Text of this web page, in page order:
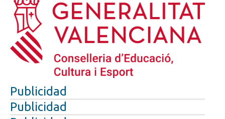
Publicidad
Publicidad